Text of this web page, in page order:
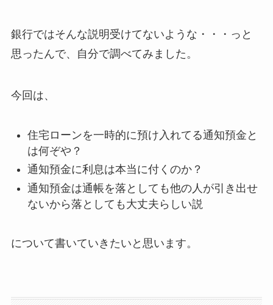
銀行ではそんな説明受けてないような・・・っと
思ったんで、自分で調べてみました。
今回は、
住宅ローンを一時的に預け入れてる通知預金と
は何ぞや？
通知預金に利息は本当に付くのか？
通知預金は通帳を落としても他の人が引き出せ
ないから落としても大丈夫らしい説
について書いていきたいと思います。